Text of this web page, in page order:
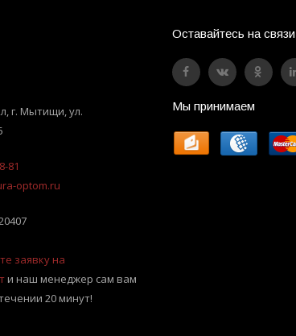
г. Мытищи,ул.
81
optom.ru
заявку на
и наш менеджер сам вам
20 минут!
Оставайтесь на связи
Мы принимаем